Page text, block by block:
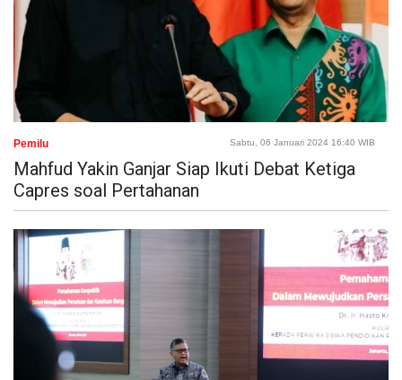
Pemilu Sabtu, 06 Januari 2024 16:40 WIB
Mahfud Yakin Ganjar Siap Ikuti Debat Ketiga
Capres soal Pertahanan